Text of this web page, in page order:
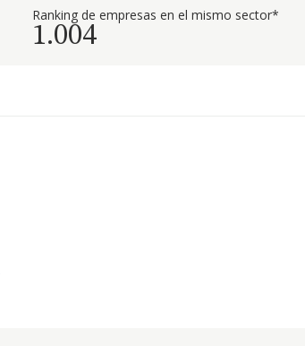
Ranking de empresas en el mismo sector*
1.004